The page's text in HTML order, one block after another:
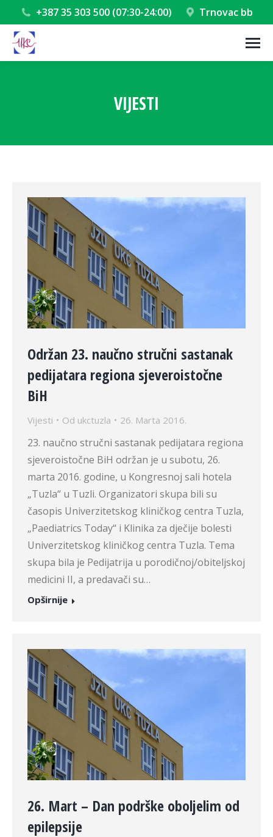
+387 35 303 500 (07:30-24:00) Trnovac bb
VIJESTI
Održan 23. naučno stručni sastanak
pedijatara regiona sjeveroistočne
BiH
Vijesti Od ukctuzla 26. Marta 2016.
23. naučno stručni sastanak pedijatara regiona
sjeveroistočne BiH održan je u subotu, 26.
marta 2016. godine, u Kongresnoj sali hotela
„Tuzla“ u Tuzli. Organizatori skupa bili su
časopis Univerzitetskog kliničkog centra Tuzla,
„Paediatrics Today“ i Klinika za dječije bolesti
Univerzitetskog kliničkog centra Tuzla. Tema
skupa bila je Pedijatrija u porodičnoj/obiteljskoj
medicini II, a predavači su…
Opširnije
26. Mart – Dan podrške oboljelim od
epilepsije